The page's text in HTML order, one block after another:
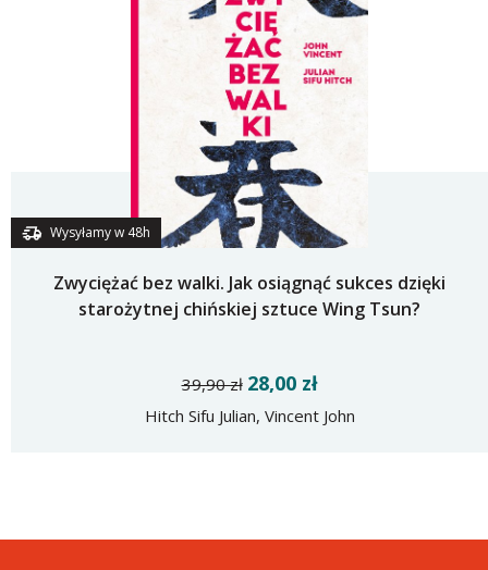
Wysyłamy w 48h
Zwyciężać bez walki. Jak osiągnąć sukces dzięki
starożytnej chińskiej sztuce Wing Tsun?
39,90 zł 28,00 zł
Hitch Sifu Julian, Vincent John